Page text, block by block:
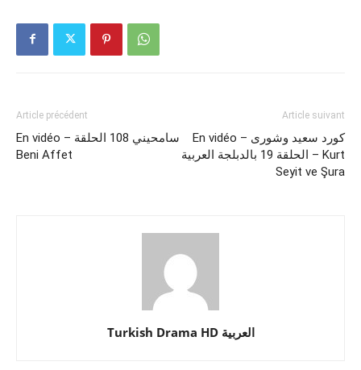
Article précédent
En vidéo – سامحيني 108 الحلقة
Beni Affet
Article suivant
En vidéo – كورد سعيد وشورى
الحلقة 19 بالدبلجة العربية – Kurt
Seyit ve Şura
Turkish Drama HD العربية